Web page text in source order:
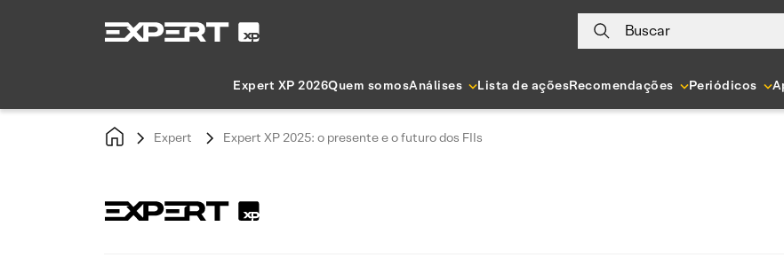
Buscar
Expert XP 2026Quem somosAnálises Lista de açõesRecomendações Periódicos
Expert Expert XP 2025: o presente e o futuro dos FIIs